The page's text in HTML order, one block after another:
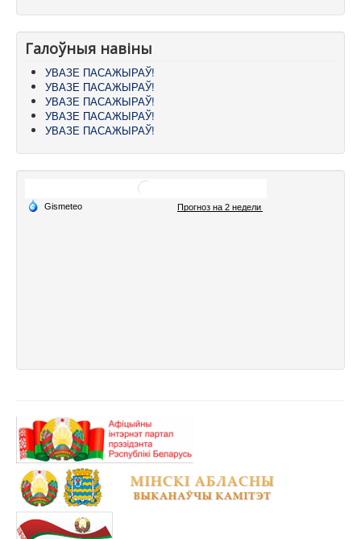
Галоўныя навіны
УВАЗЕ ПАСАЖЫРАЎ!
УВАЗЕ ПАСАЖЫРАЎ!
УВАЗЕ ПАСАЖЫРАЎ!
УВАЗЕ ПАСАЖЫРАЎ!
УВАЗЕ ПАСАЖЫРАЎ!